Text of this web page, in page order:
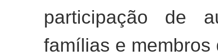
participação de
famílias e membros